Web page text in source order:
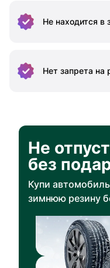
Не находится в
Нет запрета на
Не
без
Купи
зимнюю резину